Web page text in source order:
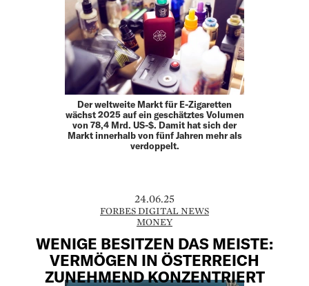
Der weltweite Markt für E-Zigaretten
wächst 2025 auf ein geschätztes Volumen
von 78,4 Mrd. US-$. Damit hat sich der
Markt innerhalb von fünf Jahren mehr als
verdoppelt.
24.06.25
FORBES DIGITAL NEWS
MONEY
WENIGE BESITZEN DAS MEISTE:
VERMÖGEN IN ÖSTERREICH
ZUNEHMEND KONZENTRIERT